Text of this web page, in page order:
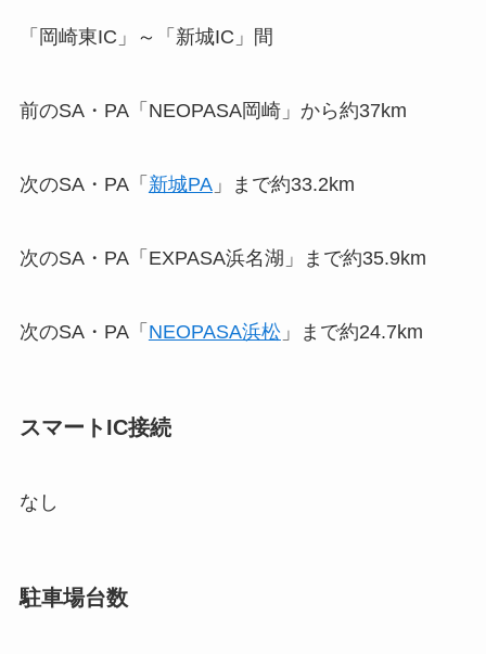
「岡崎東IC」～「新城IC」間
前のSA・PA「NEOPASA岡崎」から約37km
次のSA・PA「 新城PA」まで約33.2km
次のSA・PA「EXPASA浜名湖」まで約35.9km
次のSA・PA「 NEOPASA浜松」まで約24.7km
スマートIC接続
なし
駐車場台数